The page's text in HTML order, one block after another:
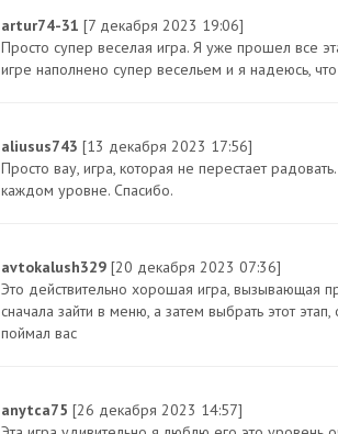
artur74-31 [7 декабря 2023 19:06]
Просто супер веселая игра. Я уже прошел все
игре наполнено супер весельем и я надеюсь,
aliusus743 [13 декабря 2023 17:56]
Просто вау, игра, которая не перестает
каждом уровне. Спасибо.
avtokalush329 [20 декабря 2023 07:36]
Это действительно хорошая игра, вызывающая
сначала зайти в меню, а затем выбрать этот
поймал вас
anytca75 [26 декабря 2023 14:57]